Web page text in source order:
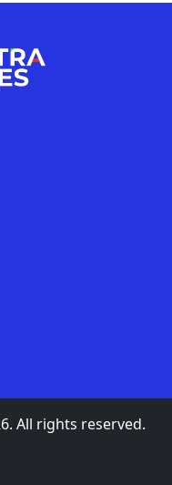
All rights reserved.